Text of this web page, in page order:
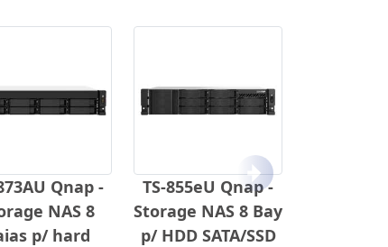
Qnap -
NAS 8
p/ hard
TS-855eU Qnap -
Storage NAS 8 Bay
p/ HDD SATA/SSD
Próximo